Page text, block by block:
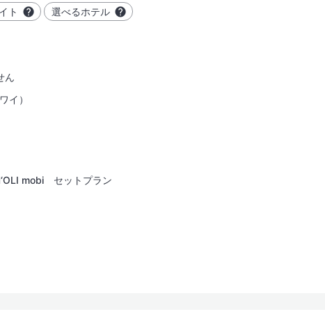
ト 選べるホテル
ん
イ）
mobi セットプラン